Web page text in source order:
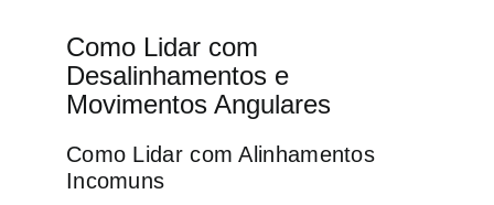
Como Lidar com
Desalinhamentos e
Movimentos Angulares
Como Lidar com Alinhamentos
Incomuns